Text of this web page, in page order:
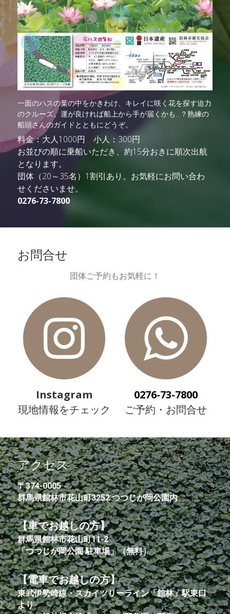
一面のハスの葉の中をかきわけ、キレイに咲く花を探す迫力
のクルーズ。運が良ければ船上から手が届くかも...？熟練の
船頭さんのガイドとともにどうぞ。
料金：大人1000円　小人：300円
お並びの順に乗船いただき、約15分おきに順次出航
となります。
団体（20～35名）1割引あり。 お気軽にお問い合わ
せくださいませ。
0276-73-7800
お問合せ
団体ご予約もお気軽に！
Instagram
現地情報をチェック
0276-73-7800
ご予約・お問合せ
アクセス
〒374-0005
群馬県館林市花山町3252 つつじが岡公園内
【車でお越しの方】
群馬県館林市花山町11-2
「つつじが岡公園 駐車場」（無料）
【電車でお越しの方】
東武伊勢崎線・スカイツリーライン「館林」駅東口
より